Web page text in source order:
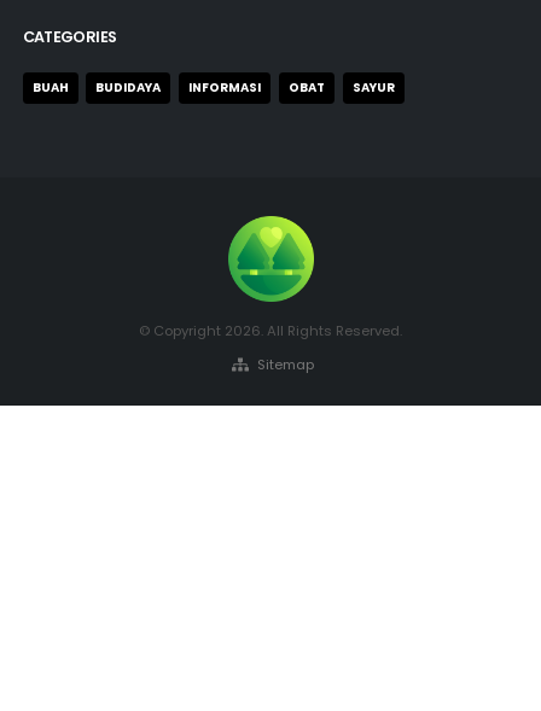
CATEGORIES
BUAH BUDIDAYA INFORMASI OBAT SAYUR
© Copyright 2026. All Rights Reserved.
Sitemap